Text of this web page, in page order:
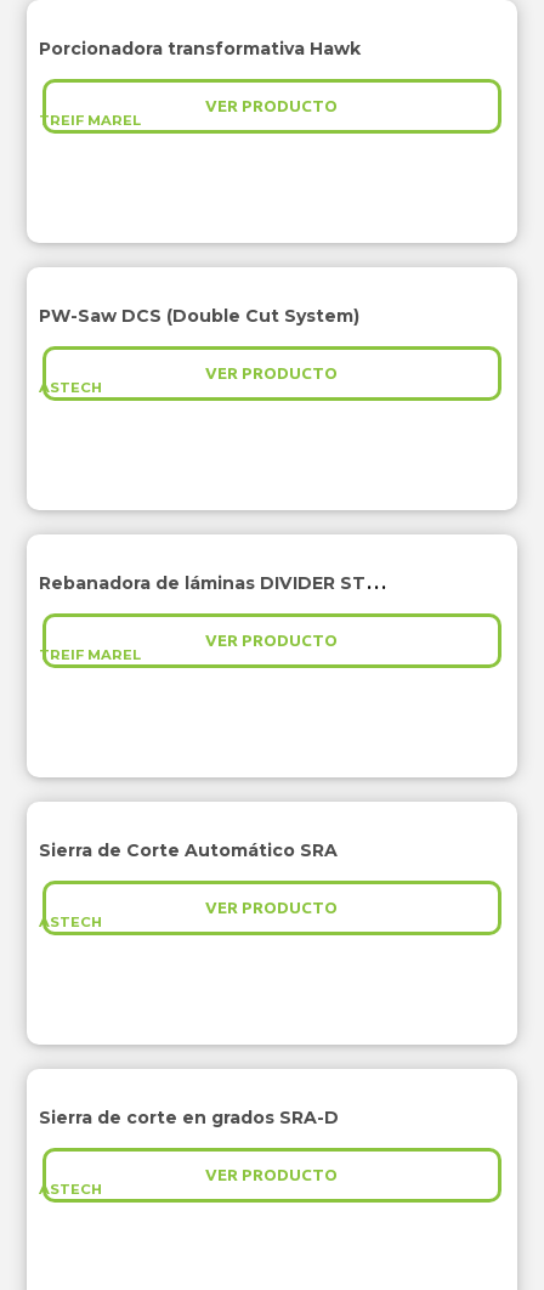
TREIF MAREL
Porcionadora transformativa Hawk
VER PRODUCTO
ASTECH
PW-Saw DCS (Double Cut System)
VER PRODUCTO
TREIF MAREL
Rebanadora de láminas DIVIDER STARTUP
VER PRODUCTO
ASTECH
Sierra de Corte Automático SRA
VER PRODUCTO
ASTECH
Sierra de corte en grados SRA-D
VER PRODUCTO